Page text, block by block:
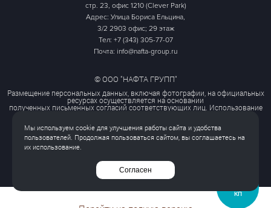
стр. 23, офис 1210 (Clever Park)
Адрес: Улица Бориса Ельцина,
3/2 2903 офис; 29 этаж
Тел: +7 (343) 305-77-07
Почта: info@nafta-group.ru
© ООО "НАФТА ГРУПП"
Размещение персональных данных, включая фотографии, на официальных
ресурсах осуществляется на основании
полученных письменных согласий соответствующих лиц. Использование
Политика обработки персональных данных
Согласие на обработку персональных данных
КП
Мы используем cookie для улучшения работы сайта и удобства
пользователей. Продолжая пользоваться сайтом, вы соглашаетесь на
их использование.
Согласен